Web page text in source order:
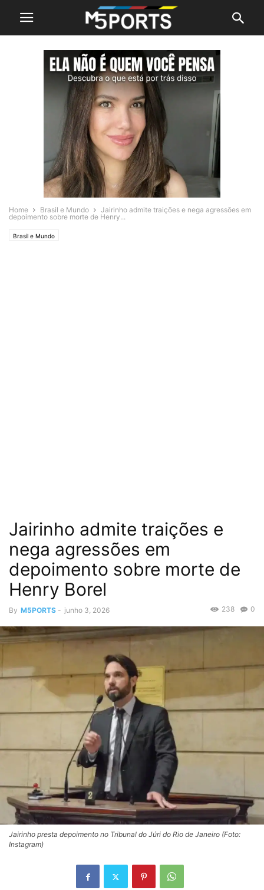
Home Brasil e Mundo
Jairinho admite traições e nega agressões em
depoimento sobre morte de Henry...
Brasil e Mundo
Jairinho admite traições e
nega agressões em
depoimento sobre morte de
Henry Borel
By M5PORTS - junho 3, 2026 0
238
Jairinho presta depoimento no Tribunal do Júri do Rio de Janeiro (Foto:
Instagram)